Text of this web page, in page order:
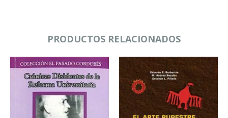
PRODUCTOS RELACIONADOS